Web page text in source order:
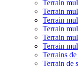
Terrain
Terrain
Terrain
Terrain
Terrain
Terrain
Terrains
Terrain de